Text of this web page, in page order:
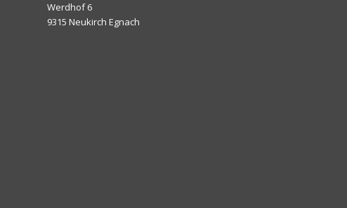
Werdhof 6
9315 Neukirch Egnach